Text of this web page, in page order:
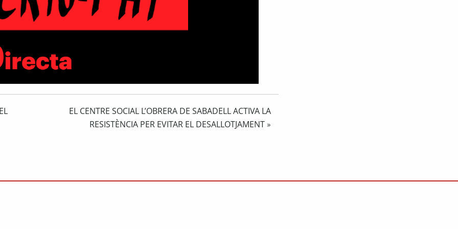
EL CENTRE SOCIAL L’OBRERA DE SABADELL ACTIVA LA
RESISTÈNCIA PER EVITAR EL DESALLOTJAMENT »